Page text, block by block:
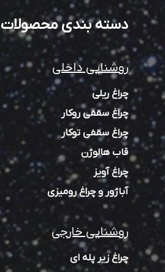
دسته بندی محصولات
روشنایی داخلی
چراغ ریلی
چراغ سقفی روکار
چراغ سقفی توکار
قاب هالوژن
چراغ آویز
آباژور و چراغ رومیزی
روشنایی خارجی
چراغ زیر پله‌ ای